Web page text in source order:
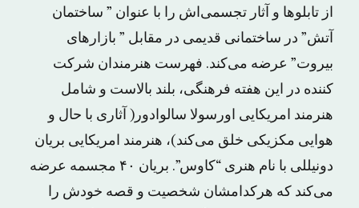
از تابلوها و آثار تجسمی‌اش را با عنوان ” ساختمان
آتش” در ساختمانی قدیمی در مقابل ” بازارهای
بیروت” عرضه می‌کند. فهرست هنرمندان شرکت
کننده در این هفته فرهنگی، بلند بالاست و شامل
هنرمند امریکایی اورسولا سالوادور( آثاری با حال و
هوایی مکزیکی خلق می‌کند)، هنرمند امریکایی بریان
دونیللی با نام هنری “کاوس”. بریان ۴۰ مجسمه عرضه
می‌کند که هرکدامشان شخصیت‌ و قصه‌ خودش را